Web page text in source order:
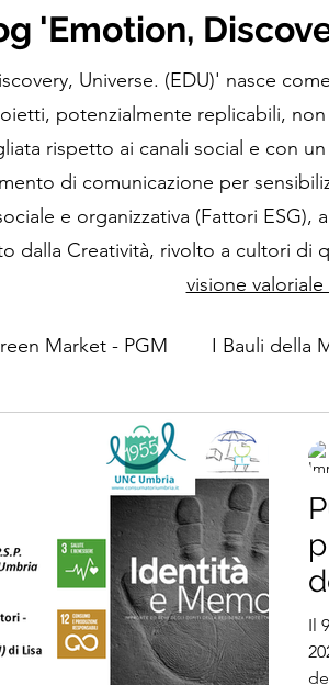
'Emotion,
Universe. (EDU)' nasce
potenzialmente replicabili,
rispetto ai canali social e con
di comunicazione per
e organizzativa (Fattori
dalla Creatività, rivolto a cultori
visione valoriale
Market - PGM I Bauli della
Questioni ESG Turismo
Il